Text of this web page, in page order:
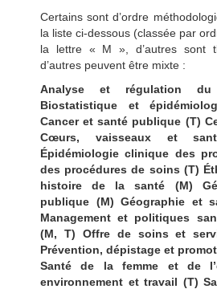
Certains sont d’ordre
la liste ci-dessous (classée par
la lettre « M », d’autres sont
d’autres peuvent être mixte :
Analyse et régulation
Biostatistique et
Cancer et santé publique (T)
Cœurs, vaisseaux et
Épidémiologie clinique des
des procédures de soins (T)
histoire de la santé (M)
publique (M) Géographie et
Management et politiques
(M, T) Offre de soins et
Prévention, dépistage et
Santé de la femme et de
environnement et travail (T)